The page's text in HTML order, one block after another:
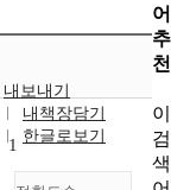
내보내기
내책장담기
한글로보기
1
어
추
천
이
검
색